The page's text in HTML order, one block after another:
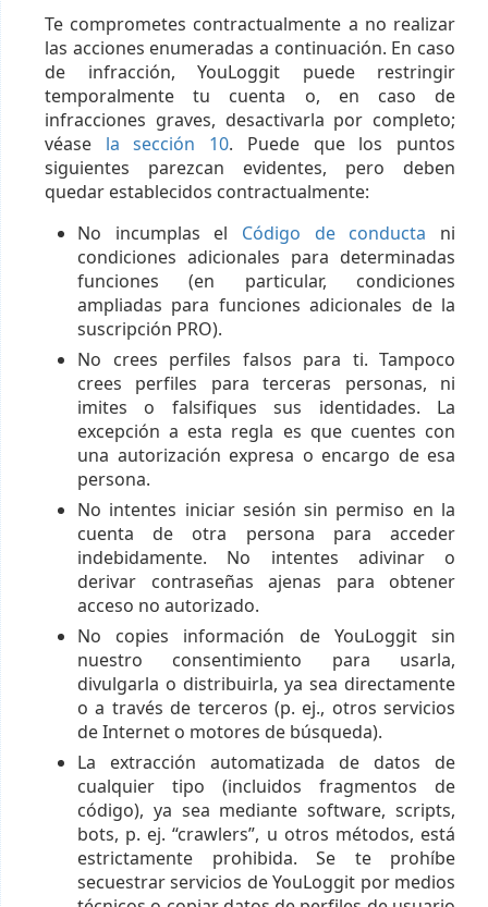
Te comprometes contractualmente a no realizar
las acciones enumeradas a continuación. En caso
de infracción, YouLoggit puede restringir
temporalmente tu cuenta o, en caso de
infracciones graves, desactivarla por completo;
véase la sección 10. Puede que los puntos
siguientes parezcan evidentes, pero deben
quedar establecidos contractualmente:
No incumplas el Código de conducta ni
condiciones adicionales para determinadas
funciones (en particular, condiciones
ampliadas para funciones adicionales de la
suscripción PRO).
No crees perfiles falsos para ti. Tampoco
crees perfiles para terceras personas, ni
imites o falsifiques sus identidades. La
excepción a esta regla es que cuentes con
una autorización expresa o encargo de esa
persona.
No intentes iniciar sesión sin permiso en la
cuenta de otra persona para acceder
indebidamente. No intentes adivinar o
derivar contraseñas ajenas para obtener
acceso no autorizado.
No copies información de YouLoggit sin
nuestro consentimiento para usarla,
divulgarla o distribuirla, ya sea directamente
o a través de terceros (p. ej., otros servicios
de Internet o motores de búsqueda).
La extracción automatizada de datos de
cualquier tipo (incluidos fragmentos de
código), ya sea mediante software, scripts,
bots, p. ej. “crawlers”, u otros métodos, está
estrictamente prohibida. Se te prohíbe
secuestrar servicios de YouLoggit por medios